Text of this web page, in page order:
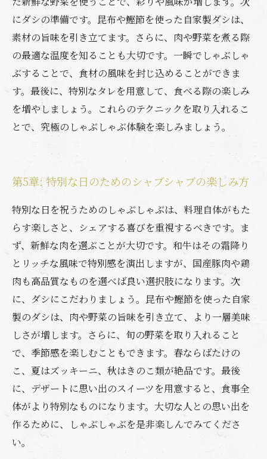
にダシの準備です。昆布や鰹節を使った自家製ダシは、
素材の旨味を引き立てます。さらに、肉や野菜を煮る際
の最適な温度を知ることも大切です。一瞬でしゃぶしゃ
ぶすることで、食材の風味を封じ込めることができま
す。最後に、特別なタレを用意して、食べる際の楽しみ
を増やしましょう。これらのテクニックを取り入れるこ
とで、究極のしゃぶしゃぶ体験を楽しみましょう。
第5章: 特別な日のためのシャブシャブの楽しみ方
特別な日を祝うためのしゃぶしゃぶは、料理自体がもた
らす楽しさと、シェアする喜びを重視するべきです。ま
ず、新鮮な肉を選ぶことが大切です。和牛はその霜降り
とリッチな風味で特別感を演出しますが、国産豚肉や鶏
肉も高品質なものを選べば良い選択肢になります。次
に、ダシにこだわりましょう。昆布や鰹節を使った自家
製のダシは、肉や野菜の旨味を引き立て、より一層美味
しさが増します。さらに、旬の野菜を取り入れること
で、季節感を楽しむこともできます。春ならばたけの
こ、夏はズッキーニ、秋はきのこ類が絶品です。最後
に、デザートに思い出のスイーツを用意すると、食事全
体がより特別なものになります。大切な人との思い出を
作るために、しゃぶしゃぶを是非楽しんでみてくださ
い。